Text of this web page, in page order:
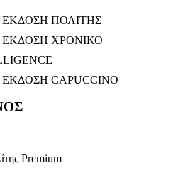
ΠΟΛΙΤΗΣ
ΧΡΟΝΙΚΟ
CAPUCCINO
Premium